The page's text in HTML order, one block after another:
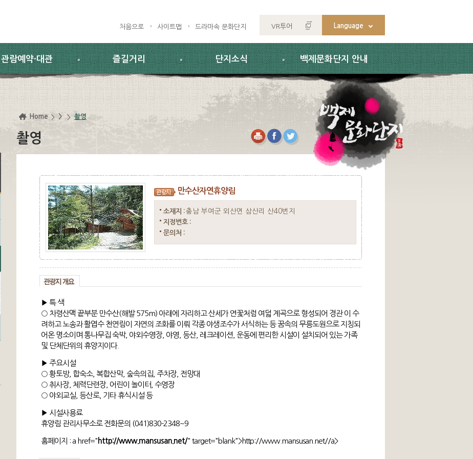
처음으로 사이트맵 드라마속 문화단지 VR투어 Language
관람예약·대관 즐길거리 단지소식 백제문화단지 안내
Home > 촬영
촬영
만수산자연휴양림
소재지 : 충남 부여군 외산면 삼산리 산40번지
지정번호 :
문의처 :
▶ 특 색
○ 차령산맥 끝부분 만수산(해발 575m) 아래에 자리하고 산세가 연꽃처럼 여덟 계곡으로 형성되어 경관 이 수
려하고 노송과 활엽수 천연림이 자연의 조화를 이뤄 각종 야생조수가 서식하는 등 꿈속의 무릉도원으로 지칭되
어온 명소이며 통나무집 숙박, 야외수영장, 야영, 등산, 레크레이션, 운동에 편리한 시설이 설치되어 있는 가족
및 단체단위의 휴양지이다.
▶ 주요시설
○ 황토방, 합숙소, 복합산막, 숲속의집, 주차장, 전망대
○ 취사장, 체력단련장, 어린이 놀이터, 수영장
○ 야외교실, 등산로, 기타 휴식시설 등
▶ 시설사용료
휴양림 관리사무소로 전화문의 (041)830-2348~9
홈페이지 : a href=" http://www.mansusan.net/" target="blank">http://www.mansusan.net//a>